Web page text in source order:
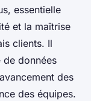
essentielle
et la maîtrise
clients. Il
de données
des
des équipes.